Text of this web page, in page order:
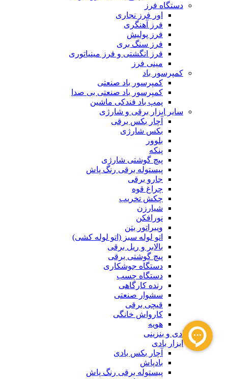
دستگاه فرز
اور فرز نجاری
فرز آهنگری
فرز پولیش
فرز سنگ بری
فرز انگشتی و فرز مینیاتوری
مینی فرز
کمپرسور باد
کمپرسور باد صنعتی
کمپرسور باد صنعتی بی صدا
پمپ باد فندکی ماشین
سایر ابزار برقی و شارژی
آچار بکس برقی
بکس شارژی
بلوور
پنکه
پیچ گوشتی شارژی
پیستوله برقی رنگ پاش
جارو برقی
چراغ قوه
چکش تخریب
شیارزن
نورافکن
ویبراتور بتن
اتو لوله سبز (اتو لوله کشی)
بالابر و ریل برقی
پیچ گوشتی برقی
دستگاه جوشکاری
دستگاه چسب
رنده کارگاهی
سشوار صنعتی
قیچی برقی
کارواش خانگی
هویه
ابزار بادی و بنزینی
ابزار بادی
آچار بکس بادی
بادپاش
پیستوله برقی رنگ پاش